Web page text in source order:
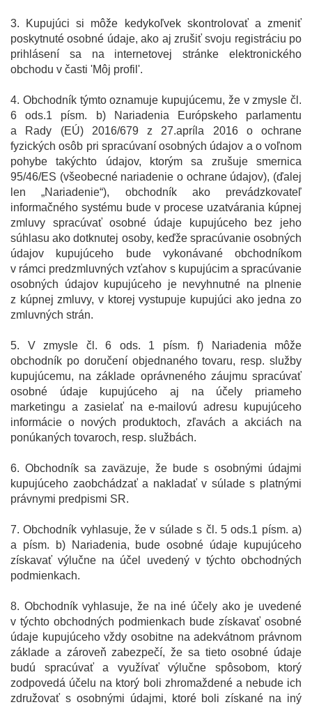
3. Kupujúci si môže kedykoľvek skontrolovať a zmeniť
poskytnuté osobné údaje, ako aj zrušiť svoju registráciu po
prihlásení sa na internetovej stránke elektronického
obchodu v časti 'Môj profil'.
4. Obchodník týmto oznamuje kupujúcemu, že v zmysle čl.
6 ods.1 písm. b) Nariadenia Európskeho parlamentu
a Rady (EÚ) 2016/679 z 27.apríla 2016 o ochrane
fyzických osôb pri spracúvaní osobných údajov a o voľnom
pohybe takýchto údajov, ktorým sa zrušuje smernica
95/46/ES (všeobecné nariadenie o ochrane údajov), (ďalej
len „Nariadenie“), obchodník ako prevádzkovateľ
informačného systému bude v procese uzatvárania kúpnej
zmluvy spracúvať osobné údaje kupujúceho bez jeho
súhlasu ako dotknutej osoby, keďže spracúvanie osobných
údajov kupujúceho bude vykonávané obchodníkom
v rámci predzmluvných vzťahov s kupujúcim a spracúvanie
osobných údajov kupujúceho je nevyhnutné na plnenie
z kúpnej zmluvy, v ktorej vystupuje kupujúci ako jedna zo
zmluvných strán.
5. V zmysle čl. 6 ods. 1 písm. f) Nariadenia môže
obchodník po doručení objednaného tovaru, resp. služby
kupujúcemu, na základe oprávneného záujmu spracúvať
osobné údaje kupujúceho aj na účely priameho
marketingu a zasielať na e-mailovú adresu kupujúceho
informácie o nových produktoch, zľavách a akciách na
ponúkaných tovaroch, resp. službách.
6. Obchodník sa zaväzuje, že bude s osobnými údajmi
kupujúceho zaobchádzať a nakladať v súlade s platnými
právnymi predpismi SR.
7. Obchodník vyhlasuje, že v súlade s čl. 5 ods.1 písm. a)
a písm. b) Nariadenia, bude osobné údaje kupujúceho
získavať výlučne na účel uvedený v týchto obchodných
podmienkach.
8. Obchodník vyhlasuje, že na iné účely ako je uvedené
v týchto obchodných podmienkach bude získavať osobné
údaje kupujúceho vždy osobitne na adekvátnom právnom
základe a zároveň zabezpečí, že sa tieto osobné údaje
budú spracúvať a využívať výlučne spôsobom, ktorý
zodpovedá účelu na ktorý boli zhromaždené a nebude ich
združovať s osobnými údajmi, ktoré boli získané na iný